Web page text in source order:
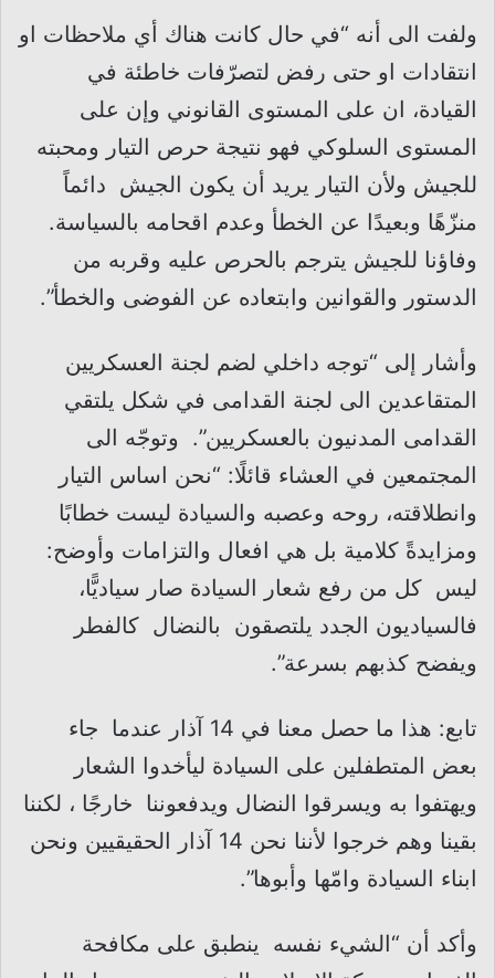
ولفت الى أنه “في حال كانت هناك أي ملاحظات او
انتقادات او حتى رفض لتصرّفات خاطئة في
القيادة، ان على المستوى القانوني وإن على
المستوى السلوكي فهو نتيجة حرص التيار ومحبته
للجيش ولأن التيار يريد أن يكون الجيش دائماً
منزّهًا وبعيدًا عن الخطأ وعدم اقحامه بالسياسة.
وفاؤنا للجيش يترجم بالحرص عليه وقربه من
الدستور والقوانين وابتعاده عن الفوضى والخطأ”.
وأشار إلى “توجه داخلي لضم لجنة العسكريين
المتقاعدين الى لجنة القدامى في شكل يلتقي
القدامى المدنيون بالعسكريين”. وتوجّه الى
المجتمعين في العشاء قائلًا: “نحن اساس التيار
وانطلاقته، روحه وعصبه والسيادة ليست خطابًا
ومزايدةً كلامية بل هي افعال والتزامات وأوضح:
ليس كل من رفع شعار السيادة صار سياديًّا،
فالسياديون الجدد يلتصقون بالنضال كالفطر
ويفضح كذبهم بسرعة”.
تابع: هذا ما حصل معنا في 14 آذار عندما جاء
بعض المتطفلين على السيادة ليأخدوا الشعار
ويهتفوا به ويسرقوا النضال ويدفعوننا خارجًا ، لكننا
بقينا وهم خرجوا لأننا نحن 14 آذار الحقيقيين ونحن
ابناء السيادة وامّها وأبوها”.
وأكد أن “الشيء نفسه ينطبق على مكافحة